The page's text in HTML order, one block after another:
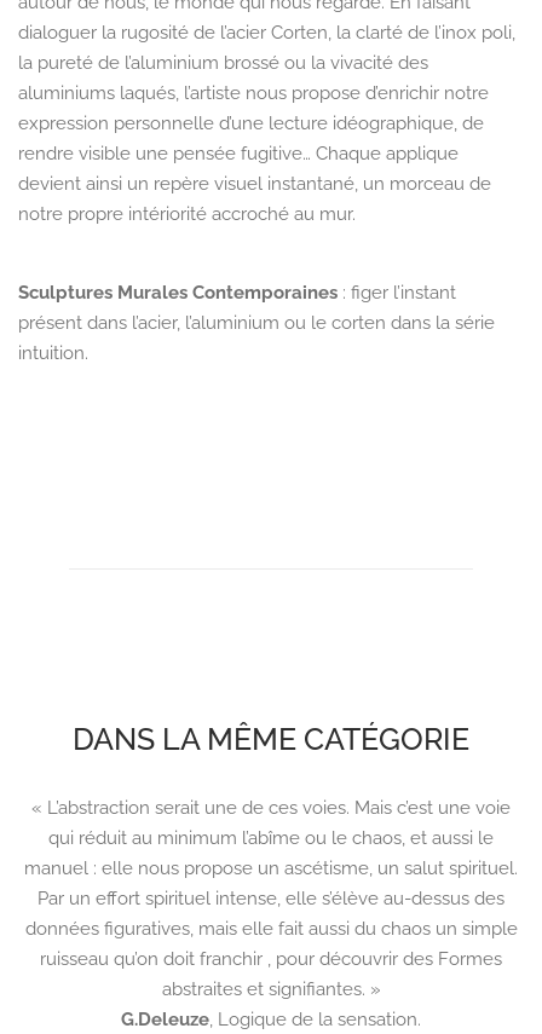
dialoguer la rugosité de l’acier Corten, la clarté de l’inox poli,
la pureté de l’aluminium brossé ou la vivacité des
aluminiums laqués, l’artiste nous propose d’enrichir notre
expression personnelle d’une lecture idéographique, de
rendre visible une pensée fugitive… Chaque applique
devient ainsi un repère visuel instantané, un morceau de
notre propre intériorité accroché au mur.
Sculptures Murales Contemporaines : figer l’instant
présent dans l’acier, l’aluminium ou le corten dans la série
intuition.
DANS LA MÊME CATÉGORIE
« L’abstraction serait une de ces voies. Mais c’est une voie
qui réduit au minimum l’abîme ou le chaos, et aussi le
manuel : elle nous propose un ascétisme, un salut spirituel.
Par un effort spirituel intense, elle s’élève au-dessus des
données figuratives, mais elle fait aussi du chaos un simple
ruisseau qu’on doit franchir , pour découvrir des Formes
abstraites et signifiantes. »
G.Deleuze, Logique de la sensation.